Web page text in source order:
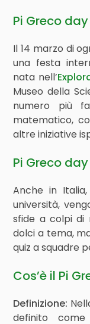
Pi Greco
Il 14 marzo di
una festa
nata nell’
Museo della
numero più
matematico,
altre iniziative
Pi Greco
Anche in
università,
sfide a colpi di
dolci a tema,
quiz a squadre
Cos’è il Pi
Definizione:
definito